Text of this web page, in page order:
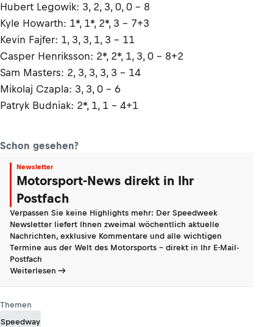
Hubert Legowik: 3, 2, 3, 0, 0 – 8
Kyle Howarth: 1*, 1*, 2*, 3 – 7+3
Kevin Fajfer: 1, 3, 3, 1, 3 – 11
Casper Henriksson: 2*, 2*, 1, 3, 0 – 8+2
Sam Masters: 2, 3, 3, 3, 3 – 14
Mikolaj Czapla: 3, 3, 0 – 6
Patryk Budniak: 2*, 1, 1 – 4+1
Schon gesehen?
Newsletter
Motorsport-News direkt in Ihr
Postfach
Verpassen Sie keine Highlights mehr: Der Speedweek
Newsletter liefert Ihnen zweimal wöchentlich aktuelle
Nachrichten, exklusive Kommentare und alle wichtigen
Termine aus der Welt des Motorsports - direkt in Ihr E-Mail-
Postfach
Weiterlesen
Themen
Speedway